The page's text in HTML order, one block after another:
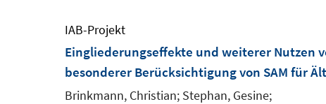
IAB-Projekt
Eingliederungseffekte und weiterer Nutzen
besonderer Berücksichtigung von SAM für
Brinkmann, Christian; Stephan, Gesine;